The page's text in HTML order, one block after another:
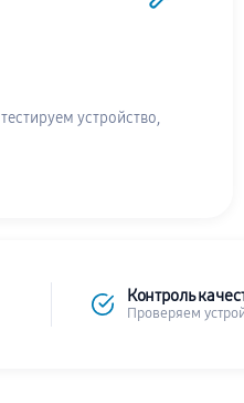
устройство,
Контроль
Проверяем